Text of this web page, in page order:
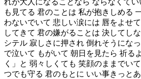
も見てる 君のことは 私が抱きしめる
わないでいて 悲しい涙には 唇をよせ
してきて 君の嫌がることは 決してし
シテル 寂しさに押され 倒れそうにな
で泣いて もがいて 朝日を見たら 祈る
く」と 弱々しくても 笑顔のままでい
つでも守る 君のもとに いい事きっと